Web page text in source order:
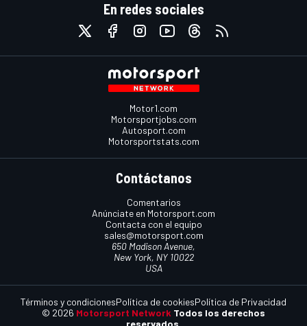
En redes sociales
Motor1.com
Motorsportjobs.com
Autosport.com
Motorsportstats.com
Contáctanos
Comentarios
Anúnciate en Motorsport.com
Contacta con el equipo
sales@motorsport.com
650 Madison Avenue,
New York, NY 10022
USA
© 2026 Motorsport Network Todos los derechos
Términos y condicionesPolítica de cookiesPolítica de Privacidad